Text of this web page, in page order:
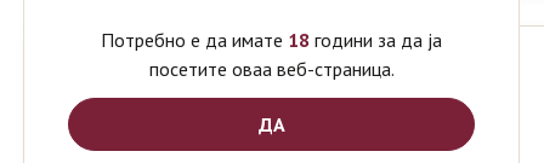
Потребно е да имате 18 години за да ја
посетите оваа веб-страница.
ДА